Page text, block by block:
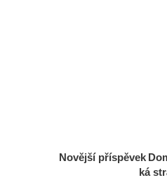
Novější příspěvek
ká